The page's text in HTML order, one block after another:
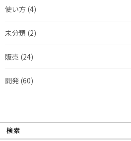
使い方 (4)
未分類 (2)
販売 (24)
開発 (60)
検索